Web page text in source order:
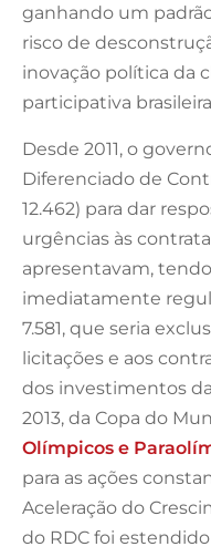
ganhando um
risco de
inovação política da
participativa
Desde 2011, o
Diferenciado de
12.462) para dar
urgências às
apresentavam,
imediatamente
7.581, que seria
licitações e aos
dos investimentos
2013, da Copa do
Olímpicos e
para as ações
Aceleração do
do RDC foi